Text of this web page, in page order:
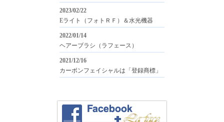
2023/02/22
Eライト（フォトＲＦ）＆水光機器
2022/01/14
ヘアーブラシ（ラフェース）
2021/12/16
カーボンフェイシャルは「登録商標」